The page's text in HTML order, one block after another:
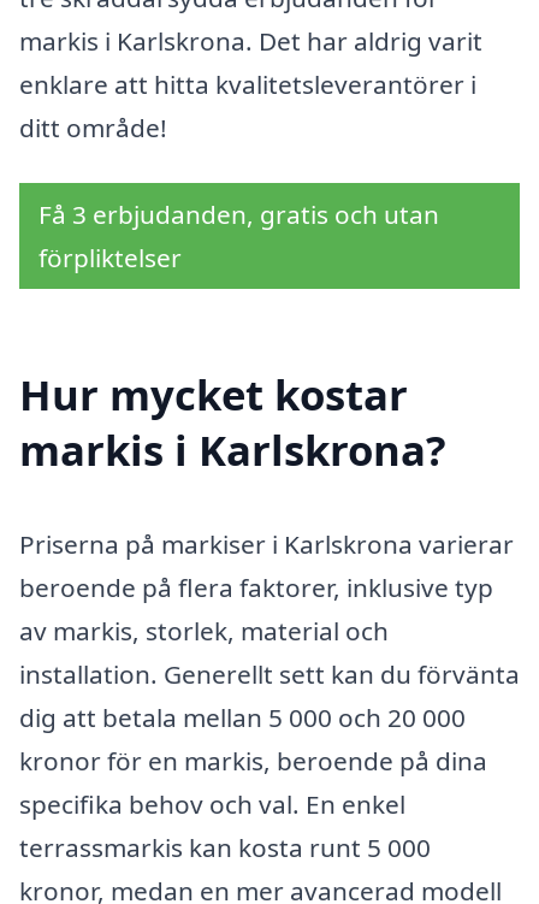
markis i Karlskrona. Det har aldrig varit
enklare att hitta kvalitetsleverantörer i
ditt område!
Få 3 erbjudanden, gratis och utan
förpliktelser
Hur mycket kostar
markis i Karlskrona?
Priserna på markiser i Karlskrona varierar
beroende på flera faktorer, inklusive typ
av markis, storlek, material och
installation. Generellt sett kan du förvänta
dig att betala mellan 5 000 och 20 000
kronor för en markis, beroende på dina
specifika behov och val. En enkel
terrassmarkis kan kosta runt 5 000
kronor, medan en mer avancerad modell